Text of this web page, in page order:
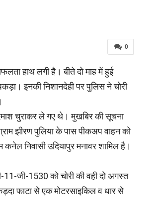
0
हाथ लगी है। बीते दो माह में हुई
इनकी निशानदेही पर पुलिस ने चोरी
चुराकर ले गए थे। मुखबिर की सूचना
झीरण पुलिया के पास पीकअप वाहन को
निवासी उदियापुर मनावर शामिल है।
11-जी-1530 को चोरी की वही दो अगस्त
फाटा से एक मोटरसाइकिल व धार से